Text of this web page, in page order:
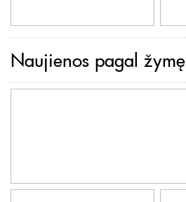
Naujienos pagal žymę